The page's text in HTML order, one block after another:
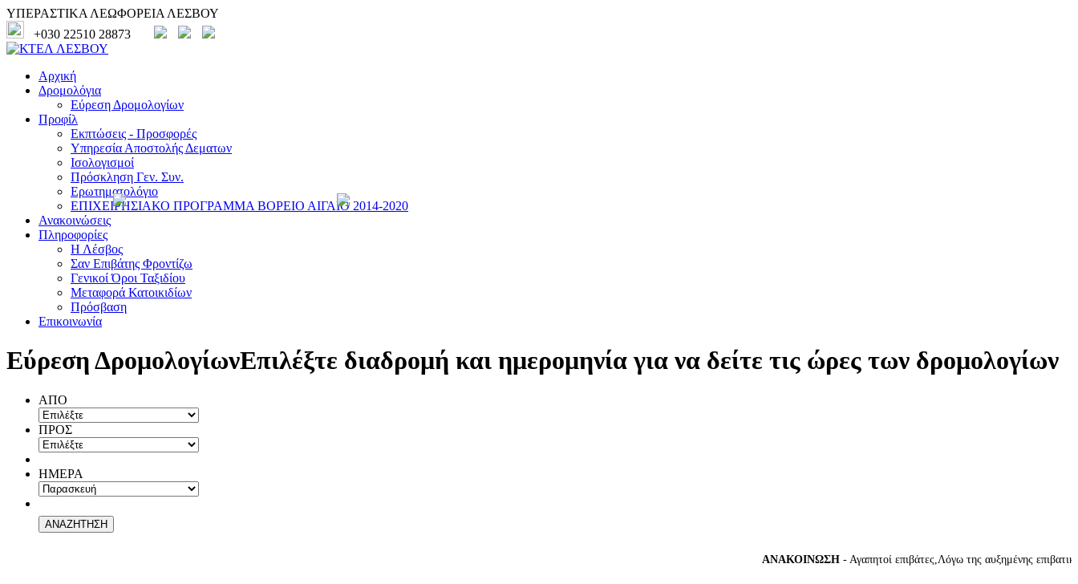
ΥΠΕΡΑΣΤΙΚΑ ΛΕΩΦΟΡΕΙΑ ΛΕΣΒΟΥ
+030 22510 28873
Αρχική
Δρομολόγια
Εύρεση Δρομολογίων
Προφίλ
Εκπτώσεις - Προσφορές
Υπηρεσία Αποστολής Δεματων
Ισολογισμοί
Πρόσκληση Γεν. Συν.
Ερωτηματολόγιο
ΕΠΙΧΕΙΡΗΣΙΑΚΟ ΠΡΟΓΡΑΜΜΑ ΒΟΡΕΙΟ ΑΙΓΑΙΟ 2014-2020
Ανακοινώσεις
Πληροφορίες
Η Λέσβος
Σαν Επιβάτης Φροντίζω
Γενικοί Όροι Ταξιδίου
Μεταφορά Κατοικιδίων
Πρόσβαση
Επικοινωνία
Εύρεση ΔρομολογίωνΕπιλέξτε διαδρομή και ημερομηνία για να δείτε τις ώρες των δρομολογίων
ΑΠΟ
ΠΡΟΣ
ΗΜΕΡΑ
ΑΝΑΚΟΙΝΩΣΗ- Αγαπητοί επιβάτες,Λόγω της αυξημένης επιβατικής